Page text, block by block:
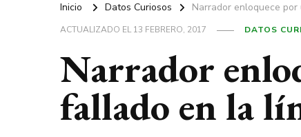
Inicio Datos Curiosos Narrador enloquece
ACTUALIZADO EL13 FEBRERO, 2017 DATOS
Narrador
fallado en la